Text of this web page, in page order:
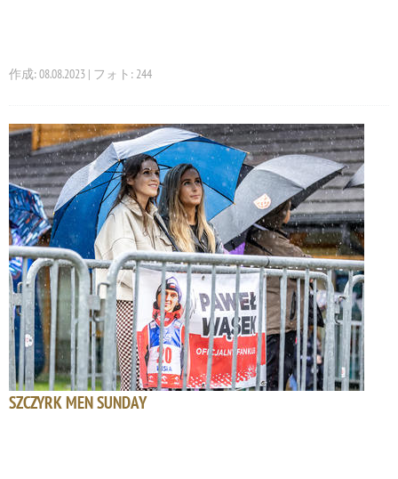
作成: 08.08.2023 | フォト: 244
SZCZYRK MEN SUNDAY